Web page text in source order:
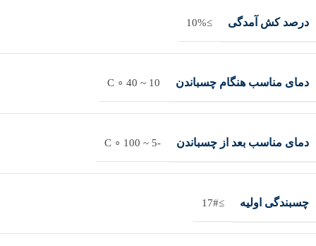
درصد کش آمدگی ≥10%
دمای مناسب هنگام چسباندن 10 ~ 40 ∘ C
دمای مناسب بعد از چسباندن -5 ~ 100 ∘ C
چسبندگی اولیه ≥17#